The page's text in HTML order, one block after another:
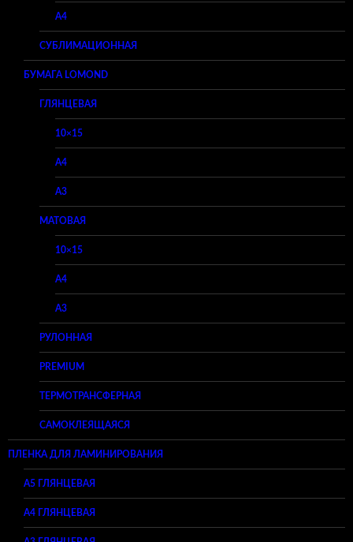
A4
СУБЛИМАЦИОННАЯ
БУМАГА LOMOND
ГЛЯНЦЕВАЯ
10×15
A4
A3
МАТОВАЯ
10×15
A4
A3
РУЛОННАЯ
PREMIUM
ТЕРМОТРАНСФЕРНАЯ
САМОКЛЕЯЩАЯСЯ
ПЛЕНКА ДЛЯ ЛАМИНИРОВАНИЯ
A5 ГЛЯНЦЕВАЯ
А4 ГЛЯНЦЕВАЯ